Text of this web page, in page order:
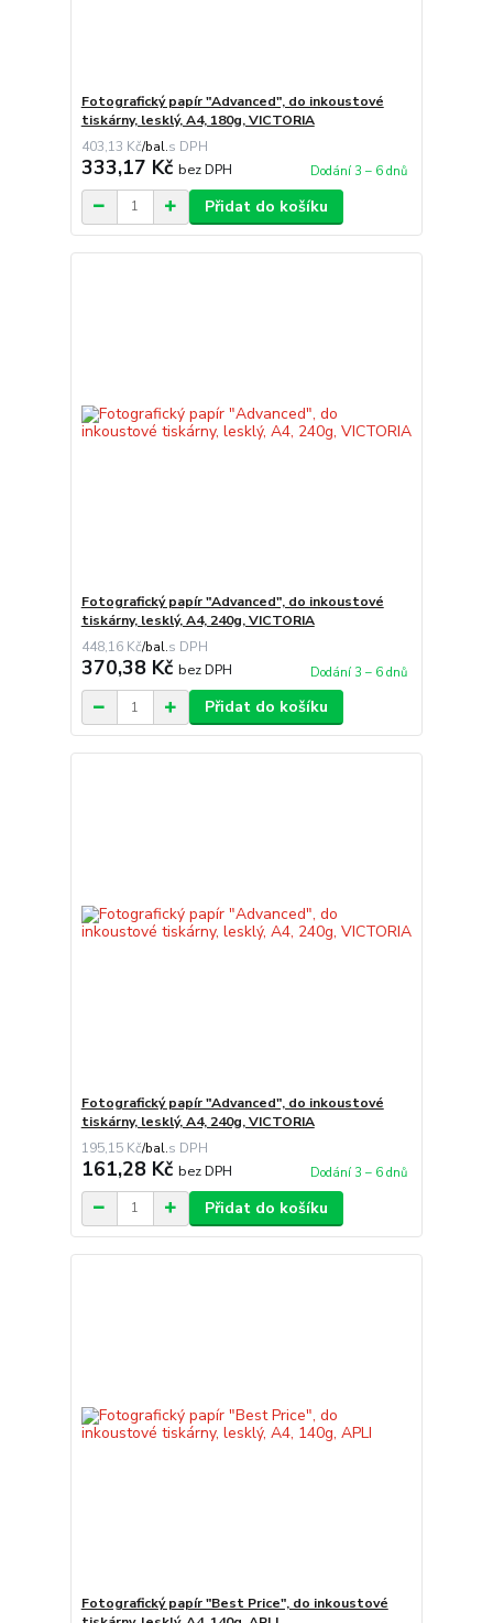
Fotografický papír "Advanced", do inkoustové
tiskárny, lesklý, A4, 180g, VICTORIA
403,13 Kč/bal.
333,17 Kč bez DPH Dodání 3 – 6 dnů
Přidat do košíku
Fotografický papír "Advanced", do inkoustové
tiskárny, lesklý, A4, 240g, VICTORIA
448,16 Kč/bal.
370,38 Kč bez DPH Dodání 3 – 6 dnů
Přidat do košíku
Fotografický papír "Advanced", do inkoustové
tiskárny, lesklý, A4, 240g, VICTORIA
195,15 Kč/bal.
161,28 Kč bez DPH Dodání 3 – 6 dnů
Přidat do košíku
Fotografický papír "Best Price", do inkoustové